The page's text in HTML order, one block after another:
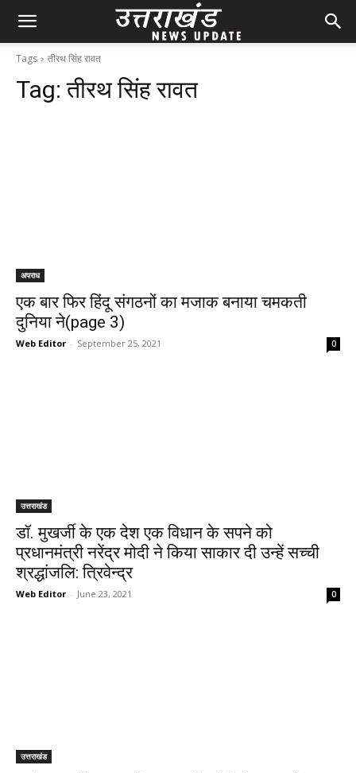
Tags तीरथ सिंह रावत
Tag:तीरथ सिंह रावत
अपराध
एक बार फिर हिंदू संगठनों का मजाक बनाया चमकती
दुनिया ने(page 3)
Web Editor - September 25, 2021 0
उत्तराखंड
डॉ. मुखर्जी के एक देश एक विधान के सपने को
प्रधानमंत्री नरेंद्र मोदी ने किया साकार दी उन्हें सच्ची
श्रद्धांजलि: त्रिवेन्द्र
Web Editor - June 23, 2021 0
उत्तराखंड